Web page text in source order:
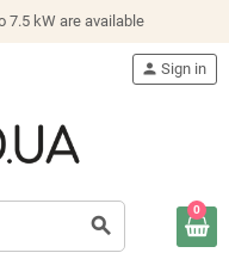
7.5 kW are available
search
person Sign in
0